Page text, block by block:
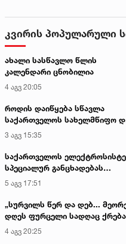
კვირის პოპულარული
ახალი სასწავლო წლის
კალენდარი ცნობილია
4 აგვ 20:05
როდის დაიწყება სწავლა
საქართველოს სახელმწიფო
კერძო უნივერსიტეტებში
3 აგვ 15:35
საქართველოს
სპეციალურ განცხადებას
ავრცელებს
5 აგვ 17:51
„სურვილს წერ და დებ...
დღეს ფურცელი სადღაც ქრება
და სურვილი სრულდება...“ -
სასწაულმოქმედი ტაძარი შიდა
4 აგვ 20:25